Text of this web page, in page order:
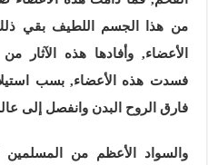
من هذا الجسم اللطيف بقي
الأعضاء, وأفادها هذه الآثار
فسدت هذه الأعضاء, بسب
فارق الروح البدن وانفصل إلى
والسواد الأعظم من